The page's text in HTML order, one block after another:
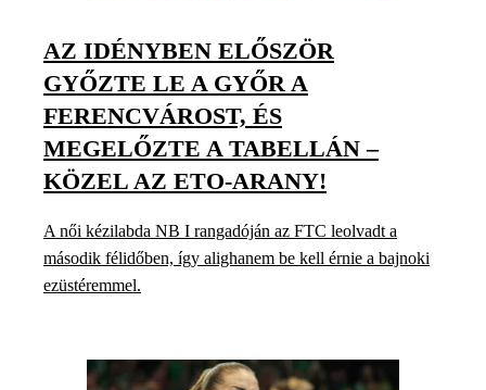
AZ IDÉNYBEN ELŐSZÖR
GYŐZTE LE A GYŐR A
FERENCVÁROST, ÉS
MEGELŐZTE A TABELLÁN –
KÖZEL AZ ETO-ARANY!
A női kézilabda NB I rangadóján az FTC leolvadt a
második félidőben, így alighanem be kell érnie a bajnoki
ezüstéremmel.